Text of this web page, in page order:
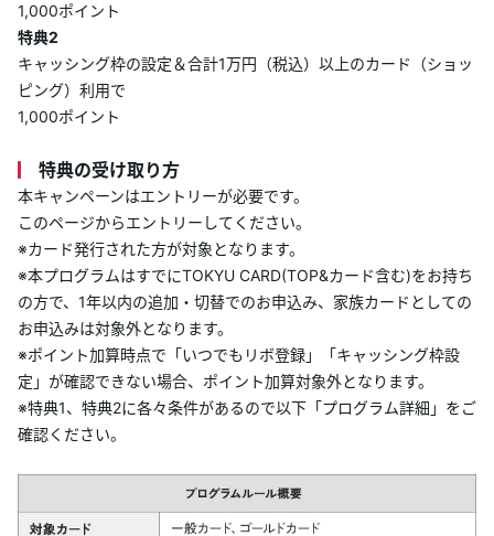
1,000ポイント
特典2
キャッシング枠の設定＆合計1万円（税込）以上のカード（ショッ
ピング）利用で
1,000ポイント
特典の受け取り方
本キャンペーンはエントリーが必要です。
このページからエントリーしてください。
※カード発行された方が対象となります。
※本プログラムはすでにTOKYU CARD(TOP&カード含む)をお持ち
の方で、1年以内の追加・切替でのお申込み、家族カードとしての
お申込みは対象外となります。
※ポイント加算時点で「いつでもリボ登録」「キャッシング枠設
定」が確認できない場合、ポイント加算対象外となります。
※特典1、特典2に各々条件があるので以下「プログラム詳細」をご
確認ください。